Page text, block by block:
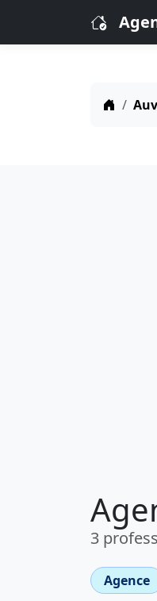
3
Agence